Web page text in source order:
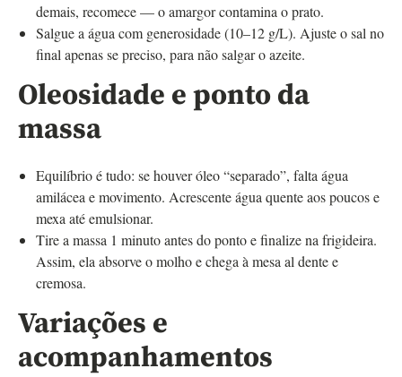
demais, recomece — o amargor contamina o prato.
Salgue a água com generosidade (10–12 g/L). Ajuste o sal no
final apenas se preciso, para não salgar o azeite.
Oleosidade e ponto da
massa
Equilíbrio é tudo: se houver óleo “separado”, falta água
amilácea e movimento. Acrescente água quente aos poucos e
mexa até emulsionar.
Tire a massa 1 minuto antes do ponto e finalize na frigideira.
Assim, ela absorve o molho e chega à mesa al dente e
cremosa.
Variações e
acompanhamentos